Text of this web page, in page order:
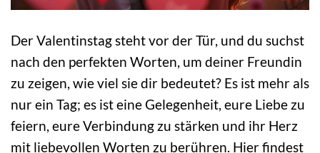
Der Valentinstag steht vor der Tür, und du suchst
nach den perfekten Worten, um deiner Freundin
zu zeigen, wie viel sie dir bedeutet? Es ist mehr als
nur ein Tag; es ist eine Gelegenheit, eure Liebe zu
feiern, eure Verbindung zu stärken und ihr Herz
mit liebevollen Worten zu berühren. Hier findest